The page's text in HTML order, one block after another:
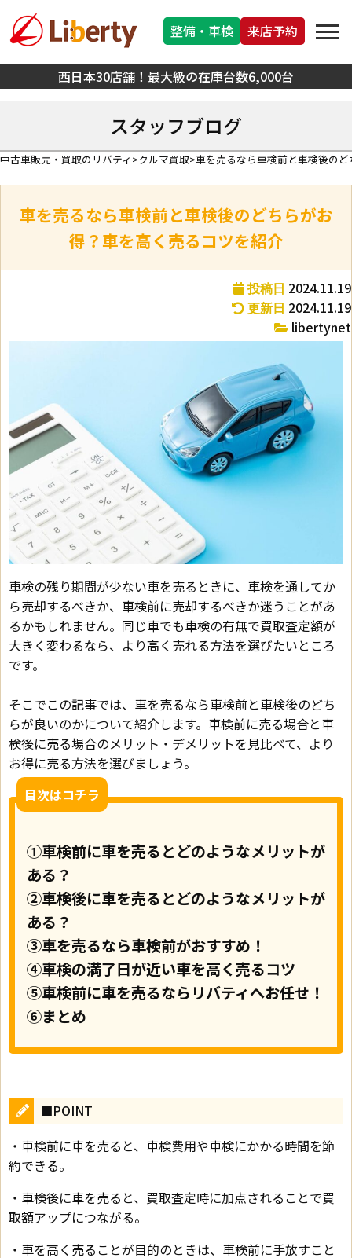
西日本30店舗！最大級の在庫台数6,000台
整備・車検 来店予約
スタッフブログ
中古車販売・買取のリバティ クルマ買取 車を売るなら車検前と車検後の
車を売るなら車検前と車検後のどちらがお
得？車を高く売るコツを紹介
投稿日 2024.11.19
更新日 2024.11.19
libertynet
車検の残り期間が少ない車を売るときに、車検を通してか
ら売却するべきか、車検前に売却するべきか迷うことがあ
るかもしれません。同じ車でも車検の有無で買取査定額が
大きく変わるなら、より高く売れる方法を選びたいところ
です。
そこでこの記事では、車を売るなら車検前と車検後のどち
らが良いのかについて紹介します。車検前に売る場合と車
検後に売る場合のメリット・デメリットを見比べて、より
お得に売る方法を選びましょう。
目次はコチラ
①車検前に車を売るとどのようなメリットが
ある？
②車検後に車を売るとどのようなメリットが
ある？
③車を売るなら車検前がおすすめ！
④車検の満了日が近い車を高く売るコツ
⑤車検前に車を売るならリバティへお任せ！
⑥まとめ
■POINT
・車検前に車を売ると、車検費用や車検にかかる時間を節
約できる。
・車検後に車を売ると、買取査定時に加点されることで買
取額アップにつながる。
・車を高く売ることが目的のときは、車検前に手放すこと